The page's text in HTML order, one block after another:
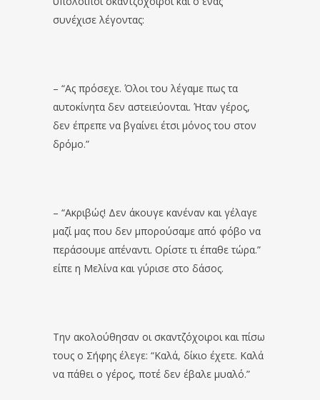
συνέχισε λέγοντας:
– “Ας πρόσεχε. Όλοι του λέγαμε πως τα
αυτοκίνητα δεν αστειεύονται. Ήταν γέρος,
δεν έπρεπε να βγαίνει έτσι μόνος του στον
δρόμο.”
– “Ακριβώς! Δεν άκουγε κανέναν και γέλαγε
μαζί μας που δεν μπορούσαμε από φόβο να
περάσουμε απέναντι. Ορίστε τι έπαθε τώρα.”
είπε η Μελίνα και γύρισε στο δάσος.
Την ακολούθησαν οι σκαντζόχοιροι και πίσω
τους ο Σήφης έλεγε: “Καλά, δίκιο έχετε. Καλά
να πάθει ο γέρος, ποτέ δεν έβαλε μυαλό.”